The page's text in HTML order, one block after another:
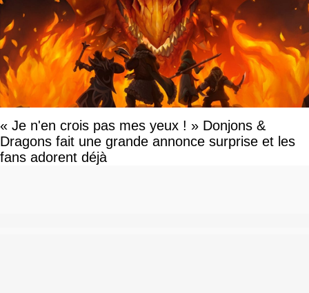
« Je n'en crois pas mes yeux ! » Donjons &
Dragons fait une grande annonce surprise et les
fans adorent déjà